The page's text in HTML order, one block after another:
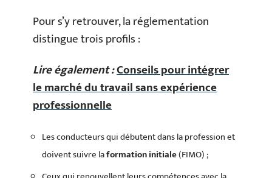
Pour s’y retrouver, la réglementation
distingue trois profils :
Lire également :Conseils pour intégrer
le marché du travail sans expérience
professionnelle
Les conducteurs qui débutent dans la profession et
doivent suivre laformation initiale(FIMO) ;